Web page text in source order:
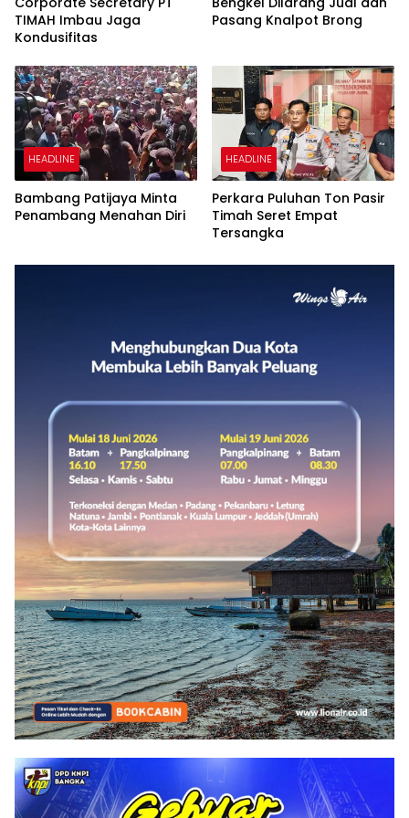
TIMAH Imbau Jaga
Kondusifitas
Pasang Knalpot Brong
HEADLINE
Bambang Patijaya Minta
Penambang Menahan Diri
HEADLINE
Perkara Puluhan Ton Pasir
Timah Seret Empat
Tersangka